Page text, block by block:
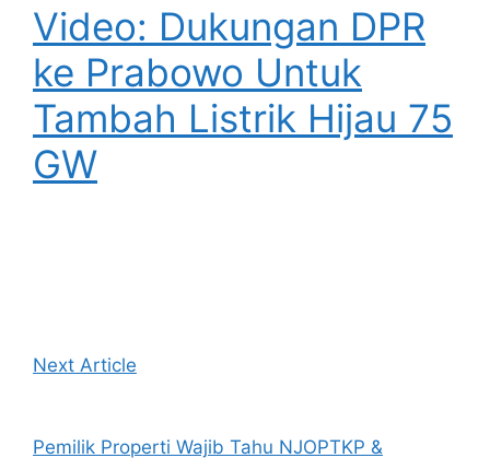
Video: Dukungan DPR
ke Prabowo Untuk
Tambah Listrik Hijau 75
GW
Next Article
Pemilik Properti Wajib Tahu NJOPTKP &